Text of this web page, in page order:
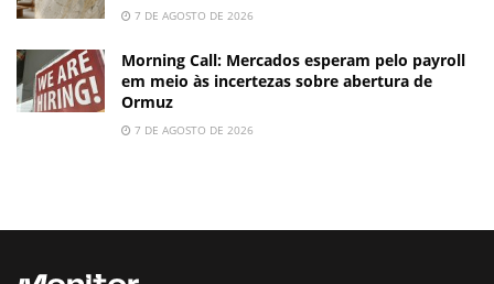
7 DE AGOSTO DE 2026
Morning Call: Mercados esperam pelo payroll
em meio às incertezas sobre abertura de
Ormuz
7 DE AGOSTO DE 2026